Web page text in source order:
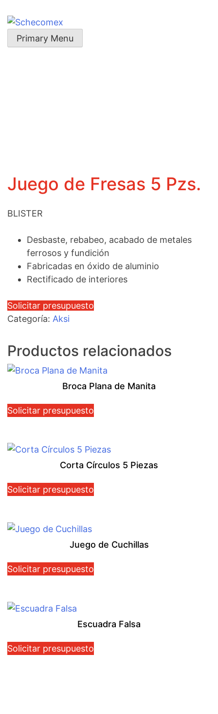
to
content
Schecomex
Herramientas, materiales y acabados para la
construcción
Primary Menu
Juego de Fresas 5 Pzs.
BLISTER
Desbaste, rebabeo, acabado de metales
ferrosos y fundición
Fabricadas en óxido de aluminio
Rectificado de interiores
Solicitar presupuesto
Categoría: Aksi
Productos relacionados
Broca Plana de Manita
Solicitar presupuesto
Corta Círculos 5 Piezas
Solicitar presupuesto
Juego de Cuchillas
Solicitar presupuesto
Escuadra Falsa
Solicitar presupuesto